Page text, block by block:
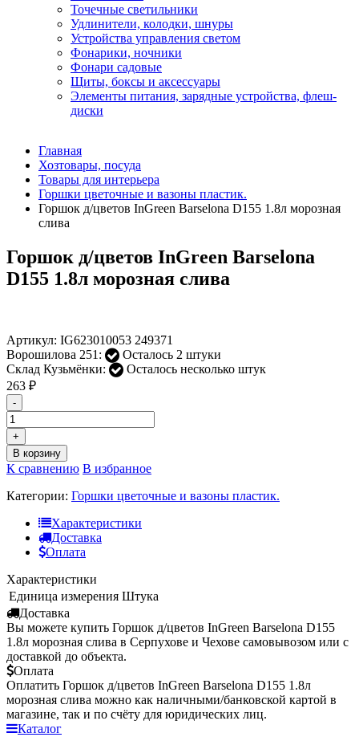
Точечные светильники
Удлинители, колодки, шнуры
Устройства управления светом
Фонарики, ночники
Фонари садовые
Щиты, боксы и аксессуары
Элементы питания, зарядные устройства, флеш-
диски
Главная
Хозтовары, посуда
Товары для интерьера
Горшки цветочные и вазоны пластик.
Горшок д/цветов InGreen Barselona D155 1.8л морозная
слива
Горшок д/цветов InGreen Barselona
D155 1.8л морозная слива
Артикул: IG623010053 249371
Ворошилова 251:
Осталось 2 штуки
Склад Кузьмёнки:
Осталось несколько штук
263 ₽
-
+
В корзину
К сравнению В избранное
Категории: Горшки цветочные и вазоны пластик.
Характеристики
Доставка
Оплата
Характеристики
Единица измерения Штука
Доставка
Вы можете купить Горшок д/цветов InGreen Barselona D155
1.8л морозная слива в Серпухове и Чехове самовывозом или с
доставкой до объекта.
Оплата
Оплатить Горшок д/цветов InGreen Barselona D155 1.8л
морозная слива можно как наличными/банковской картой в
магазине, так и по счёту для юридических лиц.
Каталог